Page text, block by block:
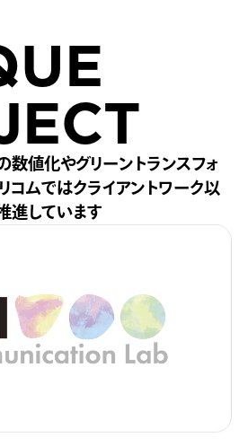
数値化やグリーントランスフォ
コムではクライアントワーク以
進しています